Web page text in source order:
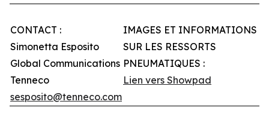
CONTACT :
Simonetta Esposito
Global Communications
Tenneco
sesposito@tenneco.com
IMAGES ET INFORMATIONS
SUR LES RESSORTS
PNEUMATIQUES :
Lien vers Showpad